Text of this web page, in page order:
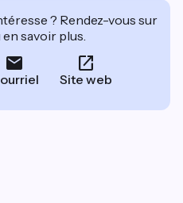
? Rendez-vous sur
savoir plus.
Site web